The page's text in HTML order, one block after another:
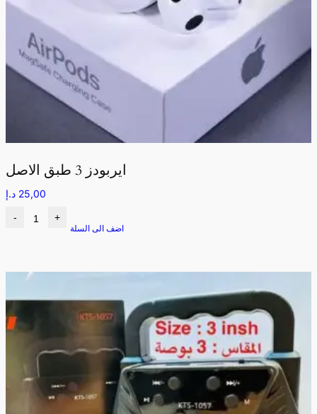
ايربودز 3 طبق الاصل
25,00 د.إ
- +
اضف الى السلة